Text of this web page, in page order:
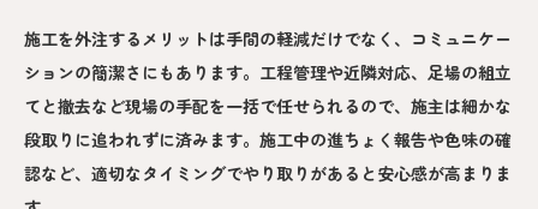
施工を外注するメリットは手間の軽減だけでなく、コミュニケー
ションの簡潔さにもあります。工程管理や近隣対応、足場の組立
てと撤去など現場の手配を一括で任せられるので、施主は細かな
段取りに追われずに済みます。施工中の進ちょく報告や色味の確
認など、適切なタイミングでやり取りがあると安心感が高まりま